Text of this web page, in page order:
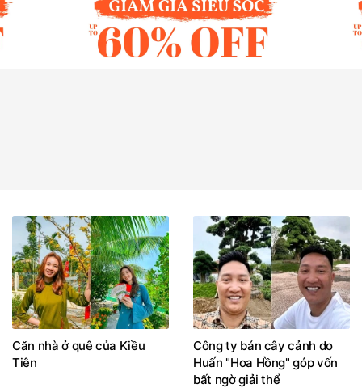
Căn nhà ở quê của Kiều
Tiên
Công ty bán cây cảnh do
Huấn "Hoa Hồng" góp vốn
bất ngờ giải thể